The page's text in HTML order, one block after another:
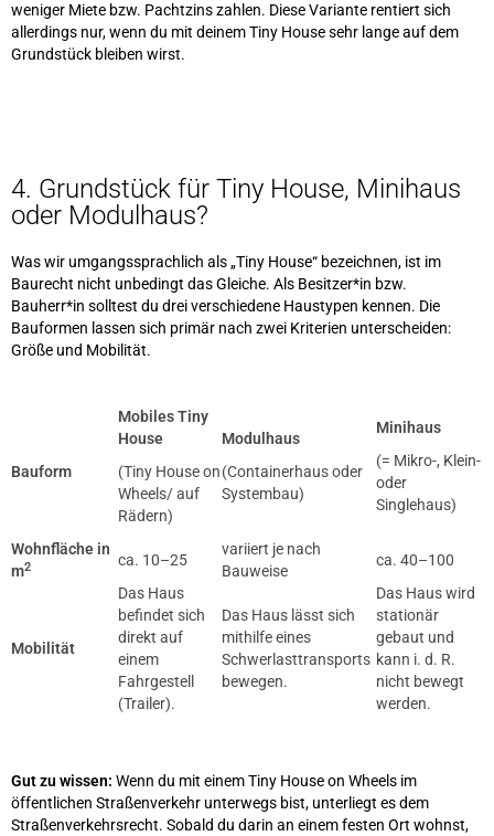
weniger Miete bzw. Pachtzins zahlen. Diese Variante rentiert sich
allerdings nur, wenn du mit deinem Tiny House sehr lange auf dem
Grundstück bleiben wirst.
4. Grundstück für Tiny House, Minihaus
oder Modulhaus?
Was wir umgangssprachlich als „Tiny House“ bezeichnen, ist im
Baurecht nicht unbedingt das Gleiche. Als Besitzer*in bzw.
Bauherr*in solltest du drei verschiedene Haustypen kennen. Die
Bauformen lassen sich primär nach zwei Kriterien unterscheiden:
Größe und Mobilität.
Bauform
Mobiles Tiny
House
(Tiny House on
Wheels/ auf
Rädern)
Modulhaus
(Containerhaus oder
Systembau)
Minihaus
(= Mikro-, Klein-
oder
Singlehaus)
Wohnfläche in
m2 ca. 10–25
variiert je nach
Bauweise
ca. 40–100
Mobilität
Das Haus
befindet sich
direkt auf
einem
Fahrgestell
(Trailer).
Das Haus lässt sich
mithilfe eines
Schwerlasttransports
bewegen.
Das Haus wird
stationär
gebaut und
kann i. d. R.
nicht bewegt
werden.
Gut zu wissen: Wenn du mit einem Tiny House on Wheels im
öffentlichen Straßenverkehr unterwegs bist, unterliegt es dem
Straßenverkehrsrecht. Sobald du darin an einem festen Ort wohnst,